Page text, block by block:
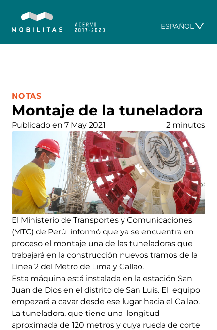
ESPAÑOL
Montaje de la tuneladora
CATEGORÍA:
NOTAS
Publicado en 7 May 2021 2 minutos
El Ministerio de Transportes y Comunicaciones
(MTC) de Perú informó que ya se encuentra en
proceso el montaje una de las tuneladoras que
trabajará en la construcción nuevos tramos de la
Línea 2 del Metro de Lima y Callao.
Esta máquina está instalada en la estación San
Juan de Dios en el distrito de San Luis. El equipo
empezará a cavar desde ese lugar hacia el Callao.
La tuneladora, que tiene una longitud
aproximada de 120 metros y cuya rueda de corte